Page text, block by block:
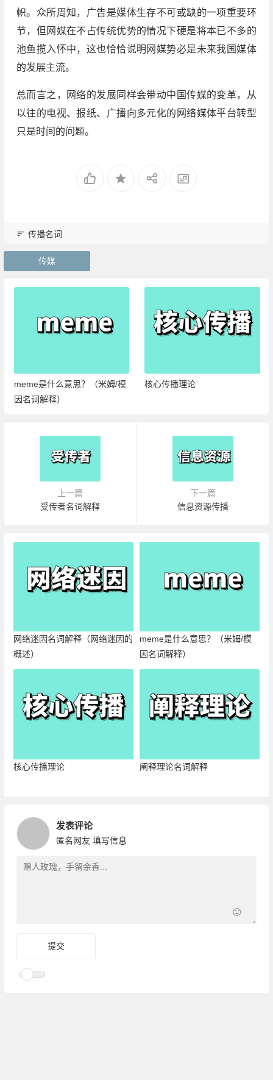
帜。众所周知，广告是媒体生存不可或缺的一项重要环
节，但网媒在不占传统优势的情况下硬是将本已不多的
池鱼揽入怀中，这也恰恰说明网媒势必是未来我国媒体
的发展主流。
总而言之，网络的发展同样会带动中国传媒的变革，从
以往的电视、报纸、广播向多元化的网络媒体平台转型
只是时间的问题。
传播名词
传媒
meme是什么意思？（米姆/模
因名词解释）
核心传播理论
上一篇
受传者名词解释
下一篇
信息资源传播
网络迷因名词解释（网络迷因的
概述）
meme是什么意思？（米姆/模
因名词解释）
核心传播理论 阐释理论名词解释
发表评论
匿名网友 填写信息